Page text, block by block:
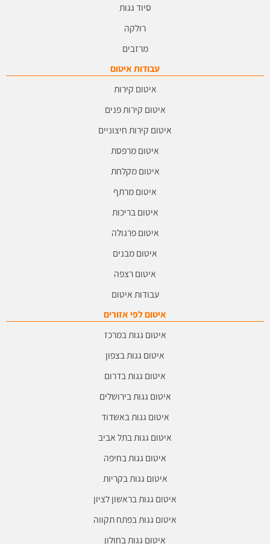
סיוד גגות
רולקה
מרזבים
עבודות איטום
איטום קירות
איטום קירות פנים
איטום קירות חיצוניים
איטום מרפסת
איטום מקלחת
איטום מרתף
איטום בריכות
איטום פרגולה
איטום מבנים
איטום רצפה
עבודות איטום
איטום לפי אזורים
איטום גגות במרכז
איטום גגות בצפון
איטום גגות בדרום
איטום גגות בירושלים
איטום גגות באשדוד
איטום גגות בתל אביב
איטום גגות בחיפה
איטום גגות בקריות
איטום גגות בראשון לציון
איטום גגות בפתח תקווה
איטום גגות בחולון